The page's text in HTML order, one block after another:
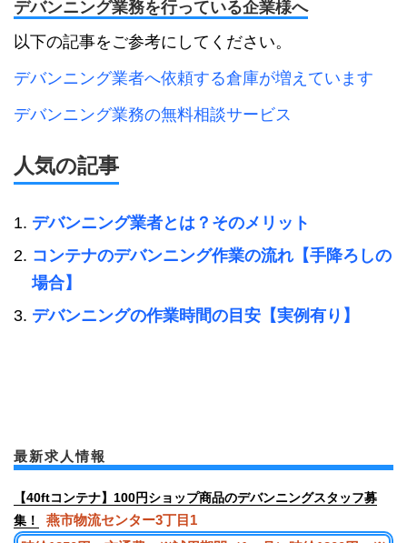
デバンニング業務を行っている企業様へ
以下の記事をご参考にしてください。
デバンニング業者へ依頼する倉庫が増えています
デバンニング業務の無料相談サービス
人気の記事
デバンニング業者とは？そのメリット
コンテナのデバンニング作業の流れ【手降ろしの
場合】
デバンニングの作業時間の目安【実例有り】
最新求人情報
【40ftコンテナ】100円ショップ商品のデバンニングスタッフ募
集！
燕市物流センター3丁目1